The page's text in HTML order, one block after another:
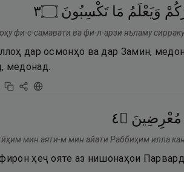
وَيَعْلَمُ مَا تَكْسِبُونَ ۝٣
фи-с-самавати ва фи-л-арзи яъламу
дар осмонҳо ва дар Замин,
медонад.
مُعْرِضِينَ ۝٤
мин аяти-м мин айати Раббиҳим илла
ҳеҷ ояте аз нишонаҳои